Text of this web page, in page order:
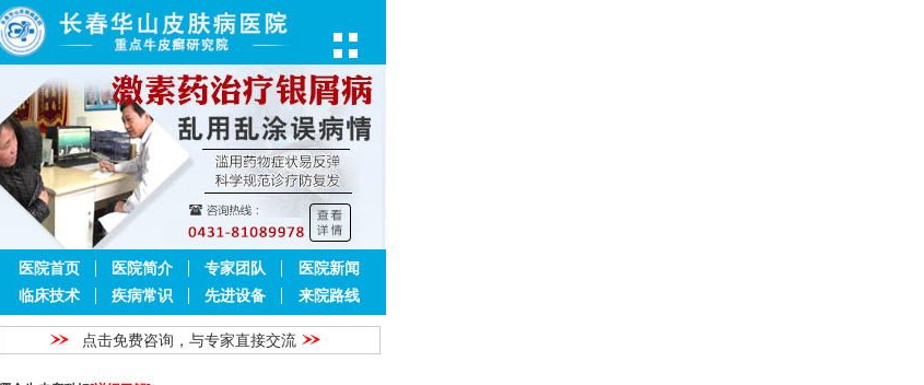
医院首页 医院简介 专家团队
医院新闻
临床技术
疾病常识 先进设备 来院路线
点击免费咨询，与专家直接交流